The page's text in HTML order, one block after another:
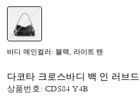
바디 메인컬러: 블랙, 라이트 텐
다코타 크로스바디 백 인 러브드
상품번호:CDS84 Y4B